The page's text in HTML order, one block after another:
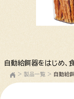
自動給餌器をはじめ、
> 製品一覧 > 自動給